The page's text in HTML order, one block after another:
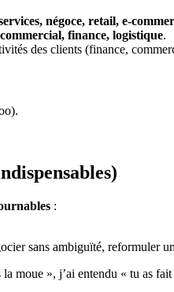
négoce, retail, e-
commercial, finance, logistique.
des clients (finance,
:
sans ambiguïté, reformuler
moue », j’ai entendu « tu as